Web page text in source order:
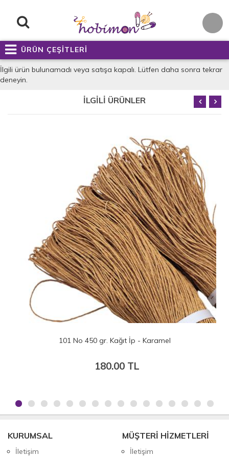
ÜRÜN ÇEŞİTLERİ
İlgili ürün bulunamadı veya satışa kapalı. Lütfen daha sonra tekrar
deneyin.
İLGİLİ ÜRÜNLER
101 No 450 gr. Kağıt İp - Karamel
180.00 TL
KURUMSAL
İletişim
MÜŞTERİ HİZMETLERİ
İletişim